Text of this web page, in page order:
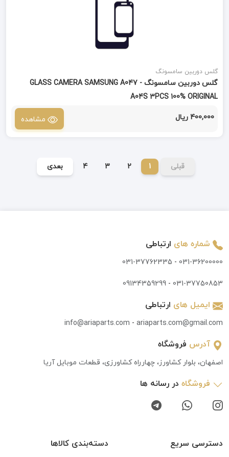
گلس دوربین سامسونگ
گلس دوربین سامسونگ GLASS CAMERA SAMSUNG A047 -
A04S 3PCS 100% ORIGINAL
400,000 ریال مشاهده
قبلی 1
2
3
4 بعدی
شماره های ارتباطی
031-36200000
-
031-37762335
031-37750853
-
09134359299
ایمیل های ارتباطی
info@ariaparts.com - ariaparts.com@gmail.com
آدرس فروشگاه
اصفهان، بلوار کشاورز، چهارراه کشاورزی، قطعات موبایل آریا
فروشگاه در رسانه ها
دسترسی سریع دسته‌بندی کالاها